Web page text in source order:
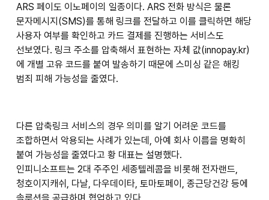
ARS 페이도 이노페이의 일종이다. ARS 전화 방식은 물론
문자메시지(SMS)를 통해 링크를 전달하고 이를 클릭하면 해당
사용자 여부를 확인하고 카드 결제를 진행하는 서비스도
선보였다. 링크 주소를 압축해서 표현하는 자체 값(innopay.kr)
에 개별 고유 코드를 붙여 발송하기 때문에 스미싱 같은 해킹
범죄 피해 가능성을 줄였다.
다른 압축링크 서비스의 경우 의미를 알기 어려운 코드를
조합하면서 악용되는 사례가 있는데, 아예 회사 이름을 명확히
붙여 가능성을 줄였다고 황 대표는 설명했다.
인피니소프트는 2대 주주인 세종텔레콤을 비롯해 전자랜드,
청호이지캐쉬, 다날, 다우데이타, 토마토페이, 종근당건강 등에
솔루션을 공급하며 협업하고 있다